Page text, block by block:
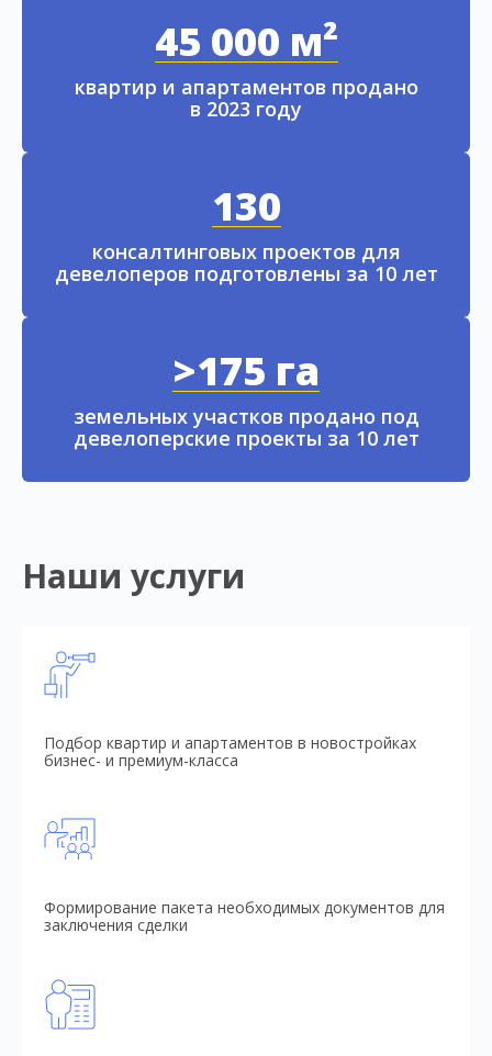
45 000 м²
квартир и апартаментов продано
в 2023 году
130
консалтинговых проектов для
девелоперов подготовлены за 10 лет
>175 га
земельных участков продано под
девелоперские проекты за 10 лет
Наши услуги
Подбор квартир и апартаментов в новостройках
бизнес- и премиум-класса
Формирование пакета необходимых документов для
заключения сделки